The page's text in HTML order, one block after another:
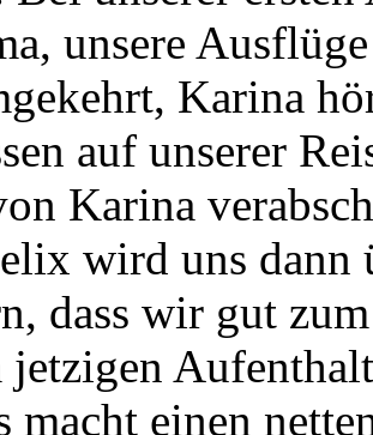
unsere
Karina
auf unserer
Karina
wird uns dann
dass wir gut
jetzigen
macht einen